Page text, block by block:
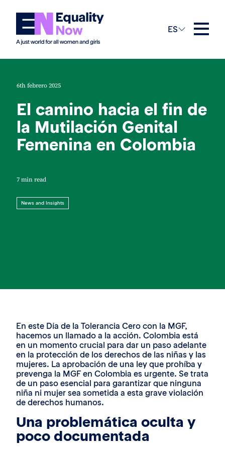
ES
6th febrero 2025
El camino hacia el fin de
la Mutilación Genital
Femenina en Colombia
7 min read
News and Insights
En este Día de la Tolerancia Cero con la MGF,
hacemos un llamado a la acción. Colombia está
en un momento crucial para dar un paso adelante
en la protección de los derechos de las niñas y las
mujeres. La aprobación de una ley que prohíba y
prevenga la MGF en Colombia es urgente. Se trata
de un paso esencial para garantizar que ninguna
niña ni mujer sea sometida a esta grave violación
de derechos humanos.
Una problemática oculta y
poco documentada